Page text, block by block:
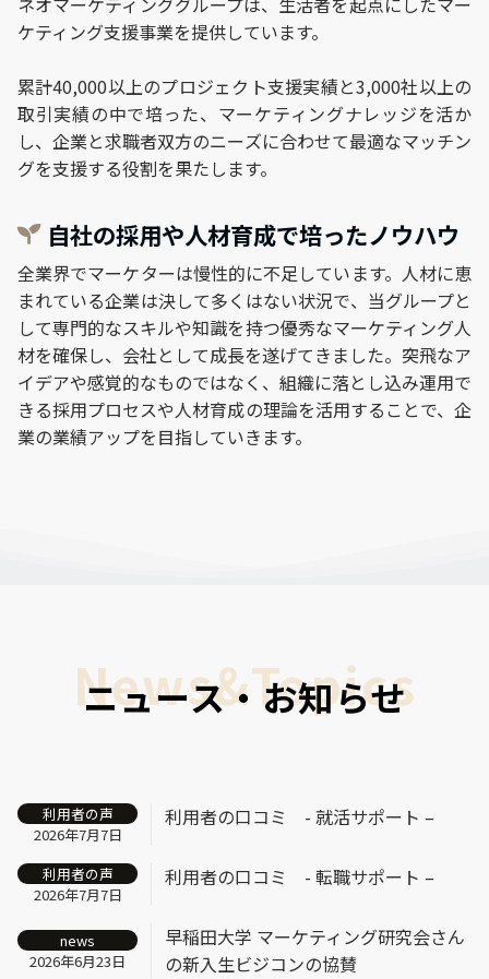
ケティング支援事業を提供しています。
累計40,000以上のプロジェクト支援実績と3,000社以上の
取引実績の中で培った、マーケティングナレッジを活か
し、企業と求職者双方のニーズに合わせて最適なマッチン
グを支援する役割を果たします。
自社の採用や人材育成で培ったノウハウ
全業界でマーケターは慢性的に不足しています。人材に恵
まれている企業は決して多くはない状況で、当グループと
して専門的なスキルや知識を持つ優秀なマーケティング人
材を確保し、会社として成長を遂げてきました。突飛なア
イデアや感覚的なものではなく、組織に落とし込み運用で
きる採用プロセスや人材育成の理論を活用することで、企
業の業績アップを目指していきます。
ニュース・お知らせ
利用者の声
2026年7月7日
利用者の口コミ - 就活サポート –
利用者の声
2026年7月7日
利用者の口コミ - 転職サポート –
news
2026年6月23日
早稲田大学 マーケティング研究会さん
の新入生ビジコンの協賛